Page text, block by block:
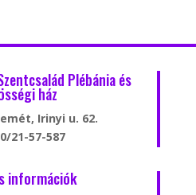
Plébánia és
ház
Irinyi u. 62.
21-57-587
információk